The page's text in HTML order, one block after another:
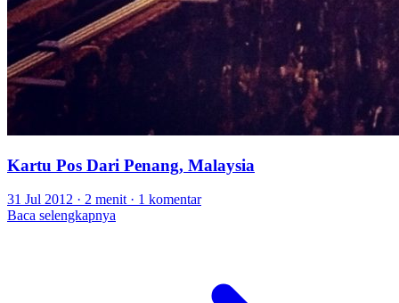
Kartu Pos Dari Penang, Malaysia
31 Jul 2012 · 2 menit · 1 komentar
Baca selengkapnya